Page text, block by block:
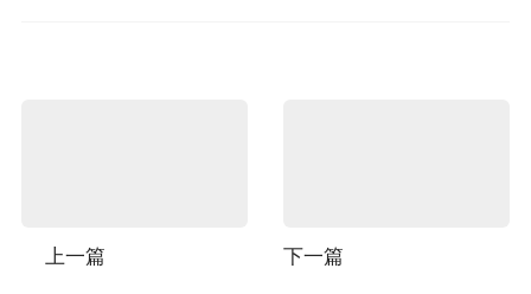
上一篇 下一篇